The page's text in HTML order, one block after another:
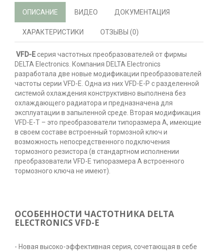
ОПИСАНИЕ ВИДЕО ДОКУМЕНТАЦИЯ
ХАРАКТЕРИСТИКИ ОТЗЫВЫ (0)
VFD-Eсерия частотных преобразователей от фирмы
DELTA Electronics. Компания DELTA Electronics
разработала две новые модификации преобразователей
частоты серии VFD-E. Одна из них VFD-E-P с разделенной
системой охлаждения конструктивно выполнена без
охлаждающего радиатора и предназначена для
эксплуатации в запыленной среде. Вторая модификация
VFD-E-T – это преобразователи типоразмера А, имеющие
в своем составе встроенный тормозной ключ и
возможность непосредственного подключения
тормозного резистора (в стандартном исполнении
преобразователи VFD-E типоразмера А встроенного
тормозного ключа не имеют).
ОСОБЕННОСТИ ЧАСТОТНИКА DELTA
ELECTRONICS VFD-E
- Новая высоко-эффективная серия, сочетающая в себе